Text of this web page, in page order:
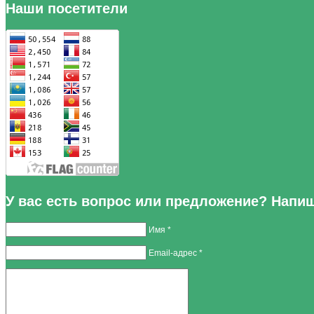
Наши посетители
У вас есть вопрос или предложение?
Имя *
Email-адрес *